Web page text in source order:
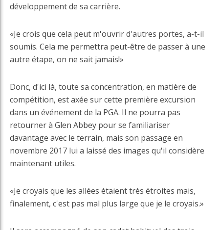
développement de sa carrière.
«Je crois que cela peut m'ouvrir d'autres portes, a-t-il
soumis. Cela me permettra peut-être de passer à une
autre étape, on ne sait jamais!»
Donc, d'ici là, toute sa concentration, en matière de
compétition, est axée sur cette première excursion
dans un événement de la PGA. Il ne pourra pas
retourner à Glen Abbey pour se familiariser
davantage avec le terrain, mais son passage en
novembre 2017 lui a laissé des images qu'il considère
maintenant utiles.
«Je croyais que les allées étaient très étroites mais,
finalement, c'est pas mal plus large que je le croyais.»